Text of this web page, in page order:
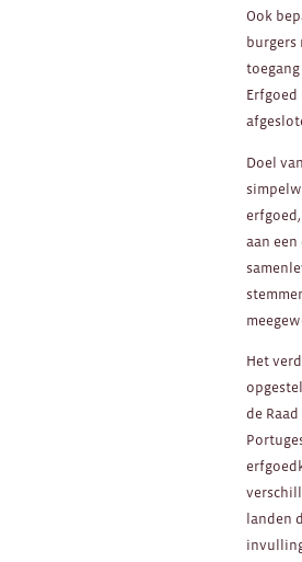
Ook
burgers
Doel
aan
Het
de
landen